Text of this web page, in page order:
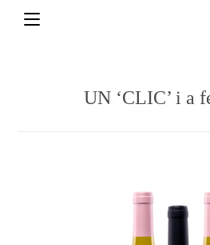
UN ‘CLIC’ i a